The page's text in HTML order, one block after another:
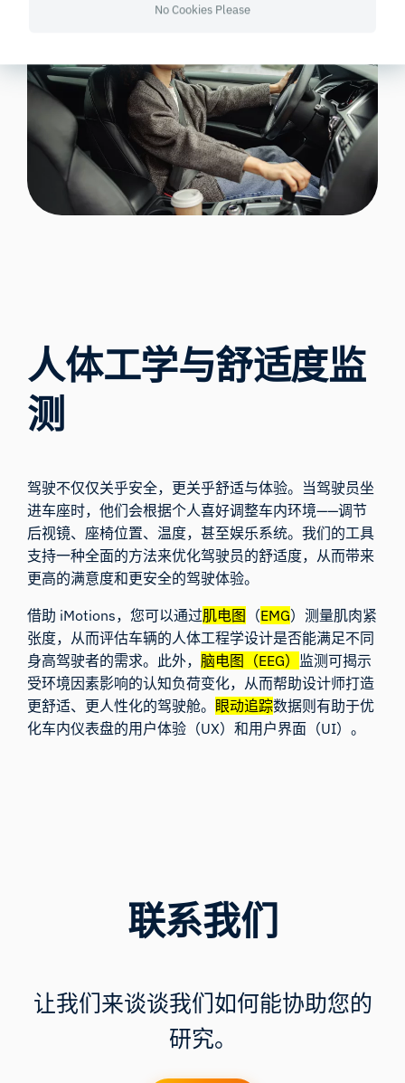
人体工学与舒适度监
测
驾驶不仅仅关乎安全，更关乎舒适与体验。当驾驶员坐
进车座时，他们会根据个人喜好调整车内环境——调节
后视镜、座椅位置、温度，甚至娱乐系统。我们的工具
支持一种全面的方法来优化驾驶员的舒适度，从而带来
更高的满意度和更安全的驾驶体验。
借助 iMotions，您可以通过肌电图 （EMG）测量肌肉紧
张度，从而评估车辆的人体工程学设计是否能满足不同
身高驾驶者的需求。此外， 脑电图（EEG） 监测可揭示
受环境因素影响的认知负荷变化，从而帮助设计师打造
更舒适、更人性化的驾驶舱。 眼动追踪数据则有助于优
化车内仪表盘的用户体验（UX）和用户界面（UI）。
联系我们
让我们来谈谈我们如何能协助您的
研究。
No Cookies Please